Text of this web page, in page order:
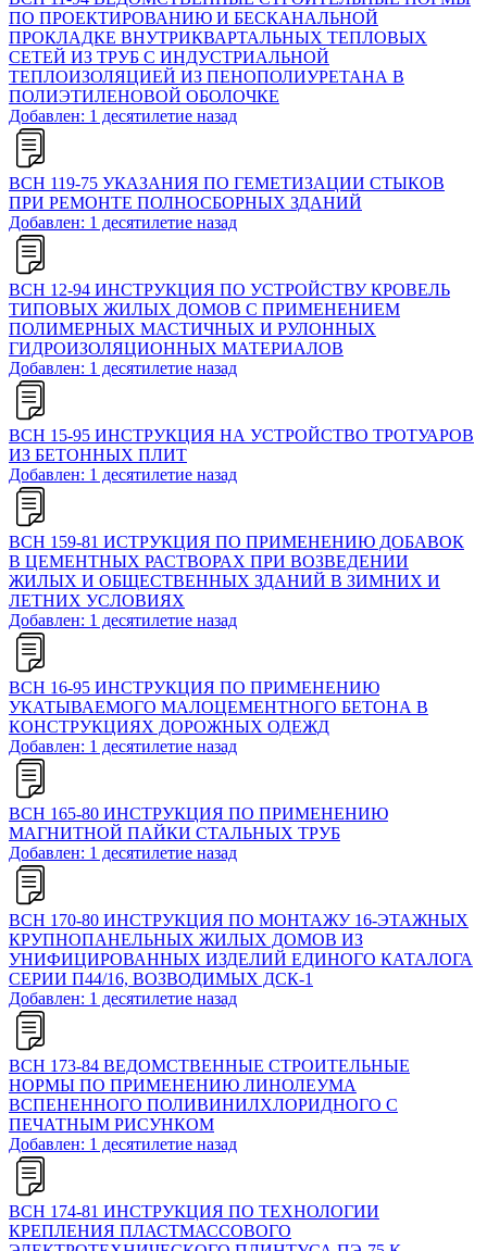
ПО ПРОЕКТИРОВАНИЮ И БЕСКАНАЛЬНОЙ
ПРОКЛАДКЕ ВНУТРИКВАРТАЛЬНЫХ ТЕПЛОВЫХ
СЕТЕЙ ИЗ ТРУБ С ИНДУСТРИАЛЬНОЙ
ТЕПЛОИЗОЛЯЦИЕЙ ИЗ ПЕНОПОЛИУРЕТАНА В
ПОЛИЭТИЛЕНОВОЙ ОБОЛОЧКЕ
Добавлен: 1 десятилетие назад
ВСН 119-75 УКАЗАНИЯ ПО ГЕМЕТИЗАЦИИ СТЫКОВ
ПРИ РЕМОНТЕ ПОЛНОСБОРНЫХ ЗДАНИЙ
Добавлен: 1 десятилетие назад
ВСН 12-94 ИНСТРУКЦИЯ ПО УСТРОЙСТВУ КРОВЕЛЬ
ТИПОВЫХ ЖИЛЫХ ДОМОВ С ПРИМЕНЕНИЕМ
ПОЛИМЕРНЫХ МАСТИЧНЫХ И РУЛОННЫХ
ГИДРОИЗОЛЯЦИОННЫХ МАТЕРИАЛОВ
Добавлен: 1 десятилетие назад
ВСН 15-95 ИНСТРУКЦИЯ НА УСТРОЙСТВО ТРОТУАРОВ
ИЗ БЕТОННЫХ ПЛИТ
Добавлен: 1 десятилетие назад
ВСН 159-81 ИСТРУКЦИЯ ПО ПРИМЕНЕНИЮ ДОБАВОК
В ЦЕМЕНТНЫХ РАСТВОРАХ ПРИ ВОЗВЕДЕНИИ
ЖИЛЫХ И ОБЩЕСТВЕННЫХ ЗДАНИЙ В ЗИМНИХ И
ЛЕТНИХ УСЛОВИЯХ
Добавлен: 1 десятилетие назад
ВСН 16-95 ИНСТРУКЦИЯ ПО ПРИМЕНЕНИЮ
УКАТЫВАЕМОГО МАЛОЦЕМЕНТНОГО БЕТОНА В
КОНСТРУКЦИЯХ ДОРОЖНЫХ ОДЕЖД
Добавлен: 1 десятилетие назад
ВСН 165-80 ИНСТРУКЦИЯ ПО ПРИМЕНЕНИЮ
МАГНИТНОЙ ПАЙКИ СТАЛЬНЫХ ТРУБ
Добавлен: 1 десятилетие назад
ВСН 170-80 ИНСТРУКЦИЯ ПО МОНТАЖУ 16-ЭТАЖНЫХ
КРУПНОПАНЕЛЬНЫХ ЖИЛЫХ ДОМОВ ИЗ
УНИФИЦИРОВАННЫХ ИЗДЕЛИЙ ЕДИНОГО КАТАЛОГА
СЕРИИ П44/16, ВОЗВОДИМЫХ ДСК-1
Добавлен: 1 десятилетие назад
ВСН 173-84 ВЕДОМСТВЕННЫЕ СТРОИТЕЛЬНЫЕ
НОРМЫ ПО ПРИМЕНЕНИЮ ЛИНОЛЕУМА
ВСПЕНЕННОГО ПОЛИВИНИЛХЛОРИДНОГО С
ПЕЧАТНЫМ РИСУНКОМ
Добавлен: 1 десятилетие назад
ВСН 174-81 ИНСТРУКЦИЯ ПО ТЕХНОЛОГИИ
КРЕПЛЕНИЯ ПЛАСТМАССОВОГО